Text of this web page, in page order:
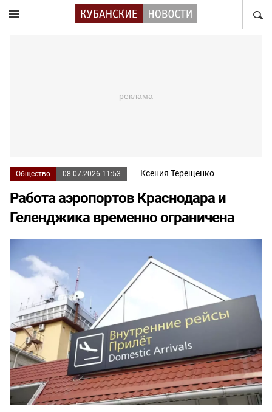
Общество 08.07.2026 11:53 Ксения Терещенко
Работа аэропортов Краснодара и
Геленджика временно ограничена